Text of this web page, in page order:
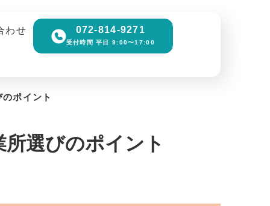
わせ 072-814-9271
受付時間 平日 9:00〜17:00
ポイント
所選びのポイント